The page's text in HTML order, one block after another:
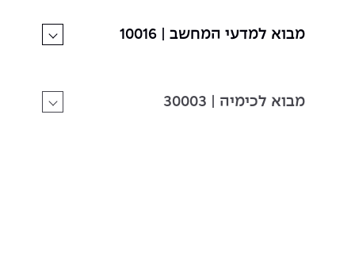
מבוא למדעי המחשב | 10016
מבוא לכימיה | 30003